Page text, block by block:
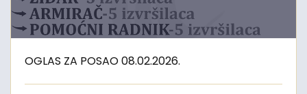
OGLAS ZA POSAO 08.02.2026.